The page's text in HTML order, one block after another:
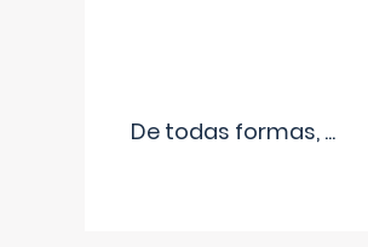
De todas formas, ...